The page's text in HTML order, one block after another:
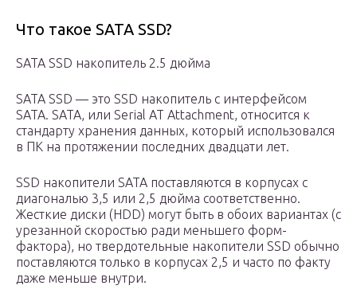
Что такое SATA SSD?
SATA SSD накопитель 2.5 дюйма
SATA SSD — это SSD накопитель с интерфейсом
SATA. SATA, или Serial AT Attachment, относится к
стандарту хранения данных, который использовался
в ПК на протяжении последних двадцати лет.
SSD накопители SATA поставляются в корпусах с
диагональю 3,5 или 2,5 дюйма соответственно.
Жесткие диски (HDD) могут быть в обоих вариантах (с
урезанной скоростью ради меньшего форм-
фактора), но твердотельные накопители SSD обычно
поставляются только в корпусах 2,5 и часто по факту
даже меньше внутри.